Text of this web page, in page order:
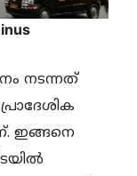
നടന്നത്
ഇങ്ങനെ